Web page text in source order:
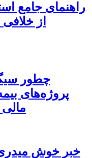
راهنمای جامع
از
چطور
پروژه‌های
خبر خوش میدری